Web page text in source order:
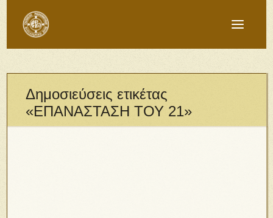
Δημοσιεύσεις ετικέτας
«ΕΠΑΝΑΣΤΑΣΗ ΤΟΥ 21»